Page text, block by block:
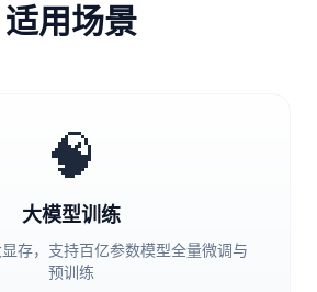
适用场景
🧠
大模型训练
存，支持百亿参数模型全量微调与
预训练